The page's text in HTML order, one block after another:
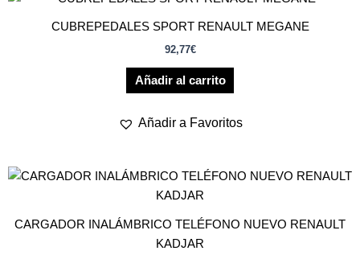
CUBREPEDALES SPORT RENAULT MEGANE
92,77€
Añadir al carrito
Añadir a Favoritos
CARGADOR INALÁMBRICO TELÉFONO NUEVO RENAULT
KADJAR